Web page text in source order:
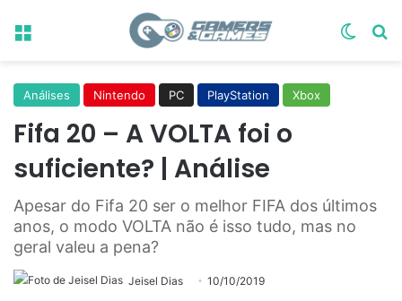
Menu
Análises Nintendo PC PlayStation Xbox
Fifa 20 – A VOLTA foi o
suficiente? | Análise
Apesar do Fifa 20 ser o melhor FIFA dos últimos
anos, o modo VOLTA não é isso tudo, mas no
geral valeu a pena?
Jeisel Dias 10/10/2019